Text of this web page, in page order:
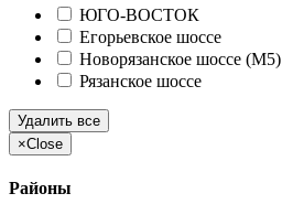
ЮГО-ВОСТОК
Егорьевское шоссе
Новорязанское шоссе (М5)
Рязанское шоссе
Удалить все
×Close
Районы